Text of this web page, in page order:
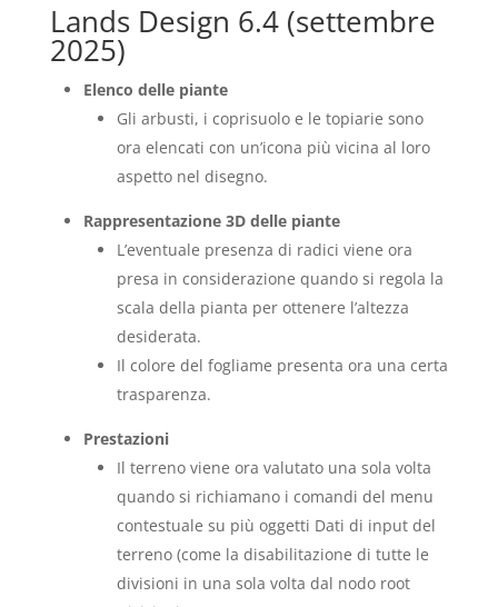
Lands Design 6.4 (settembre
2025)
Elenco delle piante
Gli arbusti, i coprisuolo e le topiarie sono
ora elencati con un’icona più vicina al loro
aspetto nel disegno.
Rappresentazione 3D delle piante
L’eventuale presenza di radici viene ora
presa in considerazione quando si regola la
scala della pianta per ottenere l’altezza
desiderata.
Il colore del fogliame presenta ora una certa
trasparenza.
Prestazioni
Il terreno viene ora valutato una sola volta
quando si richiamano i comandi del menu
contestuale su più oggetti Dati di input del
terreno (come la disabilitazione di tutte le
divisioni in una sola volta dal nodo root